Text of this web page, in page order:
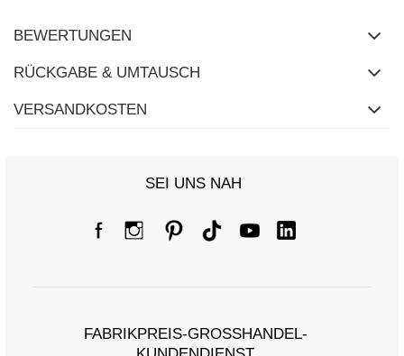
BEWERTUNGEN
RÜCKGABE & UMTAUSCH
VERSANDKOSTEN
SEI UNS NAH
FABRIKPREIS-GROSSHANDEL-K